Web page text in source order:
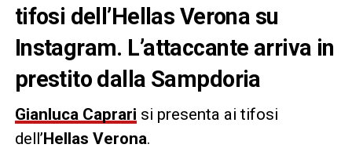
tifosi dell’Hellas Verona su
Instagram. L’attaccante arriva in
prestito dalla Sampdoria
Gianluca Caprari si presenta ai tifosi
dell’Hellas Verona.